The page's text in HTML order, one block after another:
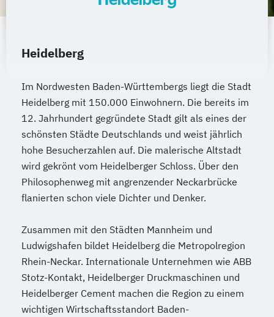
Heidelberg
Im Nordwesten Baden-Württembergs liegt die Stadt
Heidelberg mit 150.000 Einwohnern. Die bereits im
12. Jahrhundert gegründete Stadt gilt als eines der
schönsten Städte Deutschlands und weist jährlich
hohe Besucherzahlen auf. Die malerische Altstadt
wird gekrönt vom Heidelberger Schloss. Über den
Philosophenweg mit angrenzender Neckarbrücke
flanierten schon viele Dichter und Denker.
Zusammen mit den Städten Mannheim und
Ludwigshafen bildet Heidelberg die Metropolregion
Rhein-Neckar. Internationale Unternehmen wie ABB
Stotz-Kontakt, Heidelberger Druckmaschinen und
Heidelberger Cement machen die Region zu einem
wichtigen Wirtschaftsstandort Baden-